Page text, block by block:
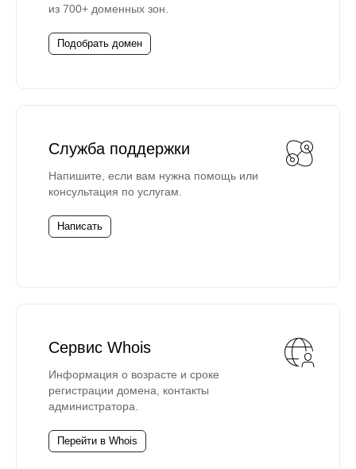
из 700+ доменных зон.
Подобрать домен
Служба поддержки
Напишите, если вам нужна помощь или
консультация по услугам.
Написать
Сервис Whois
Информация о возрасте и сроке
регистрации домена, контакты
администратора.
Перейти в Whois